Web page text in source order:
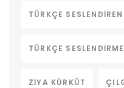
TÜRKÇE
TÜRKÇE SESLENDIRME
ZIYA KÜRKÜT